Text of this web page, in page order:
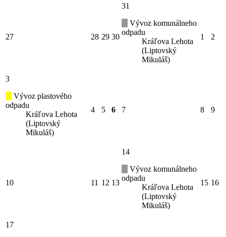
27 28 29 30
31
Vývoz komunálneho
odpadu
Kráľova Lehota
(Liptovský
Mikuláš)
1 2
3
Vývoz plastového
odpadu
Kráľova Lehota
(Liptovský
Mikuláš)
4 5 6 7 8 9
10 11 12 13
14
Vývoz komunálneho
odpadu
Kráľova Lehota
(Liptovský
Mikuláš)
15 16
17